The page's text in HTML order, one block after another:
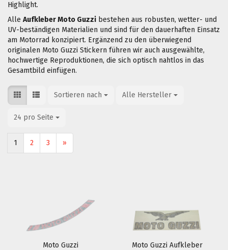
Highlight.
Alle Aufkleber Moto Guzzi bestehen aus robusten, wetter- und
UV-beständigen Materialien und sind für den dauerhaften Einsatz
am Motorrad konzipiert. Ergänzend zu den überwiegend
originalen Moto Guzzi Stickern führen wir auch ausgewählte,
hochwertige Reproduktionen, die sich optisch nahtlos in das
Gesamtbild einfügen.
Sortieren nach
Sortieren nach Alle Hersteller
pro Seite
24 pro Seite
pro Seite
1 2 3 »
Moto Guzzi
Moto Guzzi Aufkleber